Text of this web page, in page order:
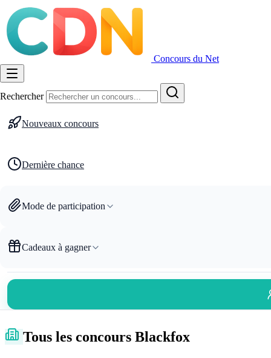
Concours du Net
Rechercher
Nouveaux concours
Dernière chance
Mode de participation
Cadeaux à gagner
Tous les concours Blackfox